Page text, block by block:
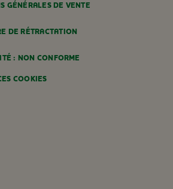
GÉNÉRALES DE VENTE
DE RÉTRACTATION
: NON CONFORME
COOKIES